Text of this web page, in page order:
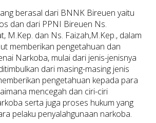
berasal dari BNNK Bireuen yaitu
dan dari PPNI Bireuen Ns.
M.Kep. dan Ns. Faizah,M.Kep., dalam
memberikan pengetahuan dan
Narkoba, mulai dari jenis-jenisnya
dari masing-masing jenis
pengetahuan kepada para
mencegah dan ciri-ciri
serta juga proses hukum yang
pelaku penyalahgunaan narkoba.